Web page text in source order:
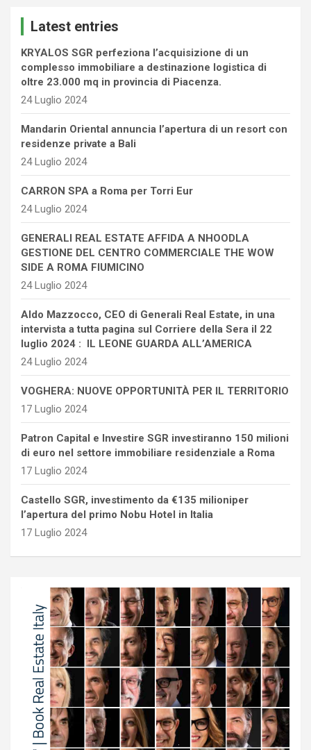
Latest entries
KRYALOS SGR perfeziona l’acquisizione di un
complesso immobiliare a destinazione logistica di
oltre 23.000 mq in provincia di Piacenza.
24 Luglio 2024
Mandarin Oriental annuncia l’apertura di un resort con
residenze private a Bali
24 Luglio 2024
CARRON SPA a Roma per Torri Eur
24 Luglio 2024
GENERALI REAL ESTATE AFFIDA A NHOODLA
GESTIONE DEL CENTRO COMMERCIALE THE WOW
SIDE A ROMA FIUMICINO
24 Luglio 2024
Aldo Mazzocco, CEO di Generali Real Estate, in una
intervista a tutta pagina sul Corriere della Sera il 22
luglio 2024 : IL LEONE GUARDA ALL’AMERICA
24 Luglio 2024
VOGHERA: NUOVE OPPORTUNITÀ PER IL TERRITORIO
17 Luglio 2024
Patron Capital e Investire SGR investiranno 150 milioni
di euro nel settore immobiliare residenziale a Roma
17 Luglio 2024
Castello SGR, investimento da €135 milioniper
l’apertura del primo Nobu Hotel in Italia
17 Luglio 2024